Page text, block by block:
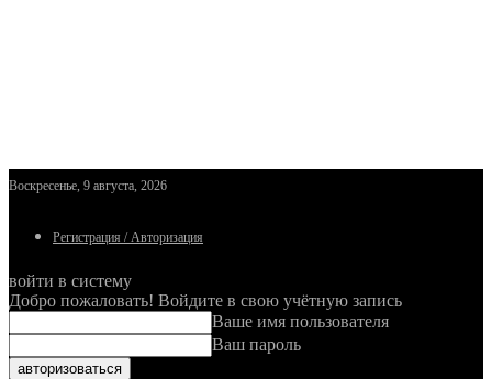
Воскресенье, 9 августа, 2026
Регистрация / Авторизация
войти в систему
Добро пожаловать! Войдите в свою учётную запись
Ваше имя пользователя
Ваш пароль